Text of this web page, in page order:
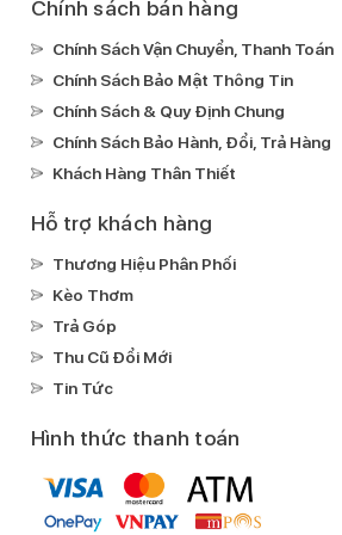
Xem phim:
H.264(MPEG4-AVC)ProResHEVC
Nghe nhạc:
MP3AAC
Kết nối
Hỗ trợ 5G
SIM:
1 Nano SIM & 1 eSIM
Wifi:
(2.4 GHz/5 GHz)
GPS:
QZSSGPSGLONASSGALILEO
Chính sách bán hàng
Chính Sách Vận Chuyển, Thanh Toán
Chính Sách Bảo Mật Thông Tin
Chính Sách & Quy Định Chung
Chính Sách Bảo Hành, Đổi, Trả Hàng
Khách Hàng Thân Thiết
Hỗ trợ khách hàng
Thương Hiệu Phân Phối
Kèo Thơm
Trả Góp
Thu Cũ Đổi Mới
Tin Tức
Hình thức thanh toán